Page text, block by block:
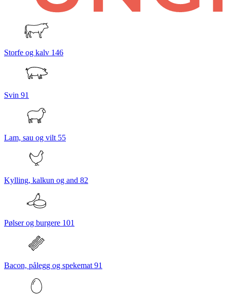
Storfe og kalv 146
Svin 91
Lam, sau og vilt 55
Kylling, kalkun og and 82
Pølser og burgere 101
Bacon, pålegg og spekemat 91